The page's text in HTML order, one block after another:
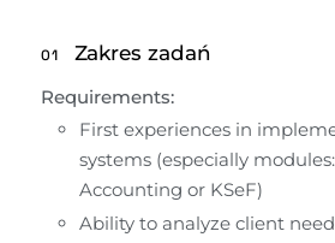
01 Zakres zadań
Requirements:
First experiences in
systems (especially
Accounting or KSeF)
Ability to analyze client